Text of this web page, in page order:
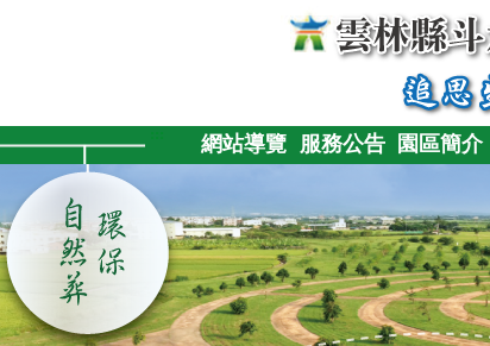
網站導覽 服務公告 園區簡介